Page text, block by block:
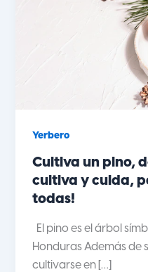
Yerbero
Cultiva un pino,
cultiva y cuida,
todas!
El pino es el árbol
Honduras Además de
cultivarse en […]